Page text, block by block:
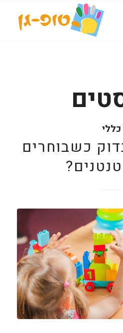
כללי
כשבוחרים